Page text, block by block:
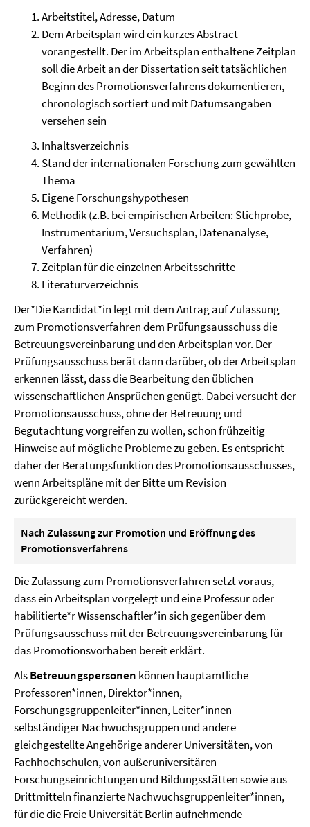
Arbeitstitel, Adresse, Datum
Dem Arbeitsplan wird ein kurzes Abstract
vorangestellt. Der im Arbeitsplan enthaltene Zeitplan
soll die Arbeit an der Dissertation seit tatsächlichen
Beginn des Promotionsverfahrens dokumentieren,
chronologisch sortiert und mit Datumsangaben
versehen sein
Inhaltsverzeichnis
Stand der internationalen Forschung zum gewählten
Thema
Eigene Forschungshypothesen
Methodik (z.B. bei empirischen Arbeiten: Stichprobe,
Instrumentarium, Versuchsplan, Datenanalyse,
Verfahren)
Zeitplan für die einzelnen Arbeitsschritte
Literaturverzeichnis
Der*Die Kandidat*in legt mit dem Antrag auf Zulassung
zum Promotionsverfahren dem Prüfungsausschuss die
Betreuungsvereinbarung und den Arbeitsplan vor. Der
Prüfungsausschuss berät dann darüber, ob der Arbeitsplan
erkennen lässt, dass die Bearbeitung den üblichen
wissenschaftlichen Ansprüchen genügt. Dabei versucht der
Promotionsausschuss, ohne der Betreuung und
Begutachtung vorgreifen zu wollen, schon frühzeitig
Hinweise auf mögliche Probleme zu geben. Es entspricht
daher der Beratungsfunktion des Promotionsausschusses,
wenn Arbeitspläne mit der Bitte um Revision
zurückgereicht werden.
Nach Zulassung zur Promotion und Eröffnung des
Promotionsverfahrens
Die Zulassung zum Promotionsverfahren setzt voraus,
dass ein Arbeitsplan vorgelegt und eine Professur oder
habilitierte*r Wissenschaftler*in sich gegenüber dem
Prüfungsausschuss mit der Betreuungsvereinbarung für
das Promotionsvorhaben bereit erklärt.
AlsBetreuungspersonen können hauptamtliche
Professoren*innen, Direktor*innen,
Forschungsgruppenleiter*innen, Leiter*innen
selbständiger Nachwuchsgruppen und andere
gleichgestellte Angehörige anderer Universitäten, von
Fachhochschulen, von außeruniversitären
Forschungseinrichtungen und Bildungsstätten sowie aus
Drittmitteln finanzierte Nachwuchsgruppenleiter*innen,
für die die Freie Universität Berlin aufnehmende